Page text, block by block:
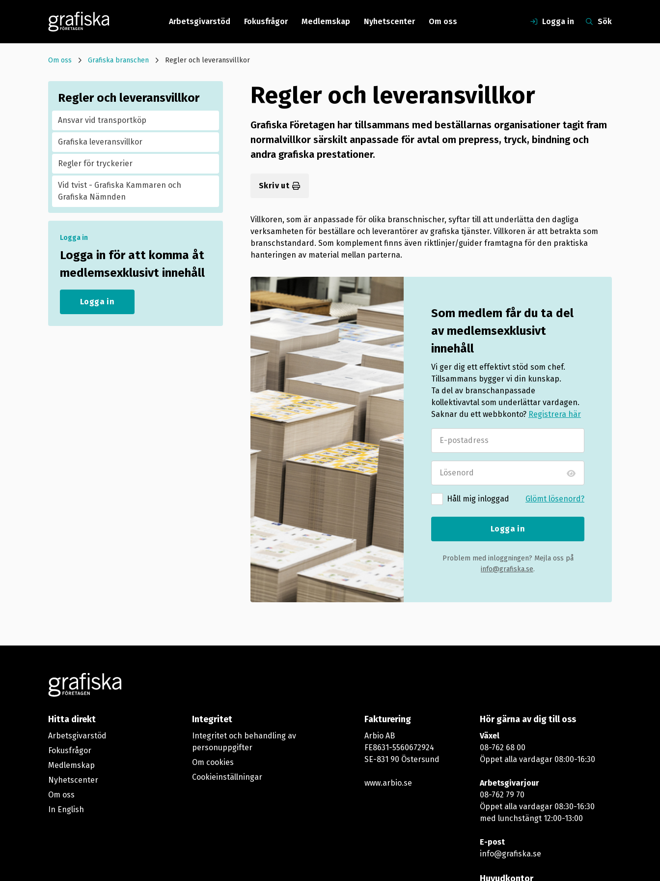
Arbetsgivarstöd Fokusfrågor Medlemskap Nyhetscenter Om oss Logga in Sök
Om oss Grafiska branschen Regler och leveransvillkor
Regler och leveransvillkor
Ansvar vid transportköp
Grafiska leveransvillkor
Regler för tryckerier
Vid tvist - Grafiska Kammaren och
Grafiska Nämnden
Logga in
Logga in för att komma åt
medlemsexklusivt innehåll
Logga in
Regler och leveransvillkor
Grafiska Företagen har tillsammans med beställarnas organisationer tagit fram
normalvillkor särskilt anpassade för avtal om prepress, tryck, bindning och
andra grafiska prestationer.
Skriv ut
Villkoren, som är anpassade för olika branschnischer, syftar till att underlätta den dagliga
verksamheten för beställare och leverantörer av grafiska tjänster. Villkoren är att betrakta som
branschstandard. Som komplement finns även riktlinjer/guider framtagna för den praktiska
hanteringen av material mellan parterna.
Som medlem får du ta del
av medlemsexklusivt
innehåll
Vi ger dig ett effektivt stöd som chef.
Tillsammans bygger vi din kunskap.
Ta del av branschanpassade
kollektivavtal som underlättar vardagen.
Saknar du ett webbkonto? Registrera här
Håll mig inloggad Glömt lösenord?
Logga in
Problem med inloggningen? Mejla oss på
info@grafiska.se.
Hitta direkt
Arbetsgivarstöd
Fokusfrågor
Medlemskap
Nyhetscenter
Om oss
In English
Integritet
Integritet och behandling av
personuppgifter
Om cookies
Cookieinställningar
Fakturering
Arbio AB
FE8631-5560672924
SE-831 90 Östersund
www.arbio.se
Hör gärna av dig till oss
Växel
08-762 68 00
Öppet alla vardagar 08:00-16:30​​
Arbetsgivarjour
08-762 79 70
Öppet alla vardagar 08:30-16:30
med lunchstängt 12:00-13:00​
E-post
info@grafiska.se
Huvudkontor